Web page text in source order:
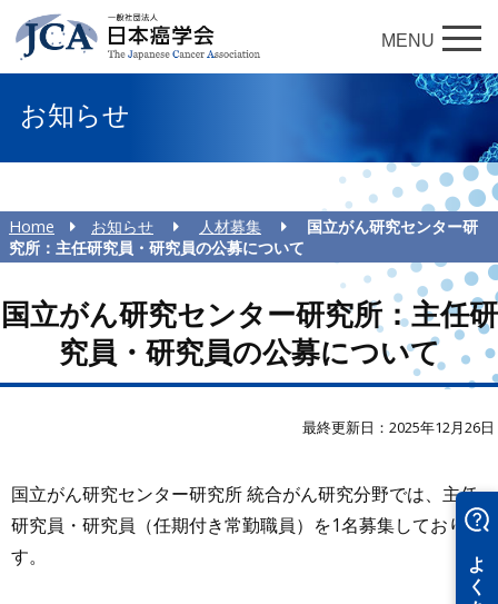
MENU
お知らせ
Home お知らせ 人材募集
国立がん研究センター研
究所：主任研究員・研究員の公募について
国立がん研究センター研究所：主任研
究員・研究員の公募について
最終更新日：2025年12月26日
国立がん研究センター研究所 統合がん研究分野では、主任
研究員・研究員（任期付き常勤職員）を1名募集しておりま
す。